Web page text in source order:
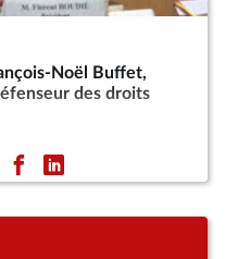
Noël Buffet,
des droits